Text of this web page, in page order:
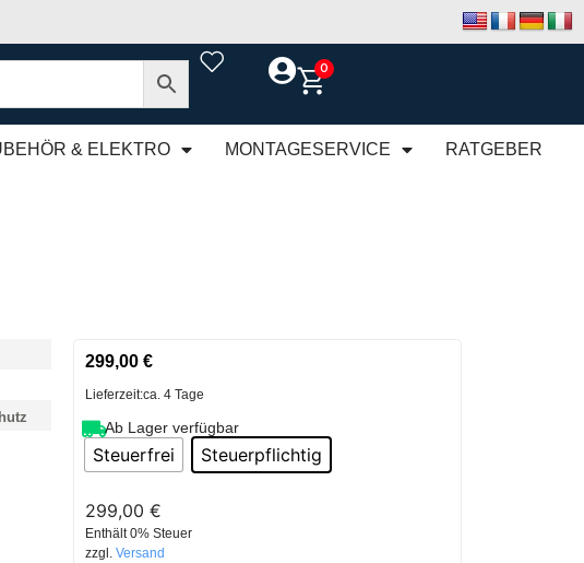
0
& ELEKTRO MONTAGESERVICE RATGEBER
299,00 €
Lieferzeit:ca. 4 Tage
Ab Lager verfügbar
Steuerfrei Steuerpflichtig
299,00 €
Enthält 0% Steuer
zzgl. Versand